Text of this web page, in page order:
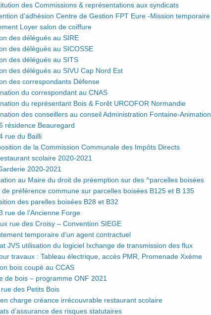
des Commissions & représentations aux syndicats
d’adhésion Centre de Gestion FPT Eure -Mission temporaire
Loyer salon de coiffure
des délégués au SIRE
des délégués au SICOSSE
des délégués au SITS
des délégués au SIVU Cap Nord Est
des correspondants Défense
du correspondant au CNAS
du représentant Bois & Forêt URCOFOR Normandie
des conseillers au conseil Administration Fontaine-Animation
Beauregard
rue du Bailli
de la Commission Communale des Impôts Directs
scolaire 2020-2021
2020-2021
au Maire du droit de préemption sur des ^parcelles boisées
préférence commune sur parcelles boisées B125 et B 135
des parelles boisées B28 et B32
de l’Ancienne Forge
rue des Croisy – Convention SIEGE
temporaire d’un agent contractuel
JVS utilisation du logiciel Ixchange de transmission des flux
travaux : Tableau électrique, accès PMR, Promenade Xxème
bois coupé au CCAS
bois – programme ONF 2021
des Petits Bois
charge créance irrécouvrable restaurant scolaire
d’assurance des risques statutaires